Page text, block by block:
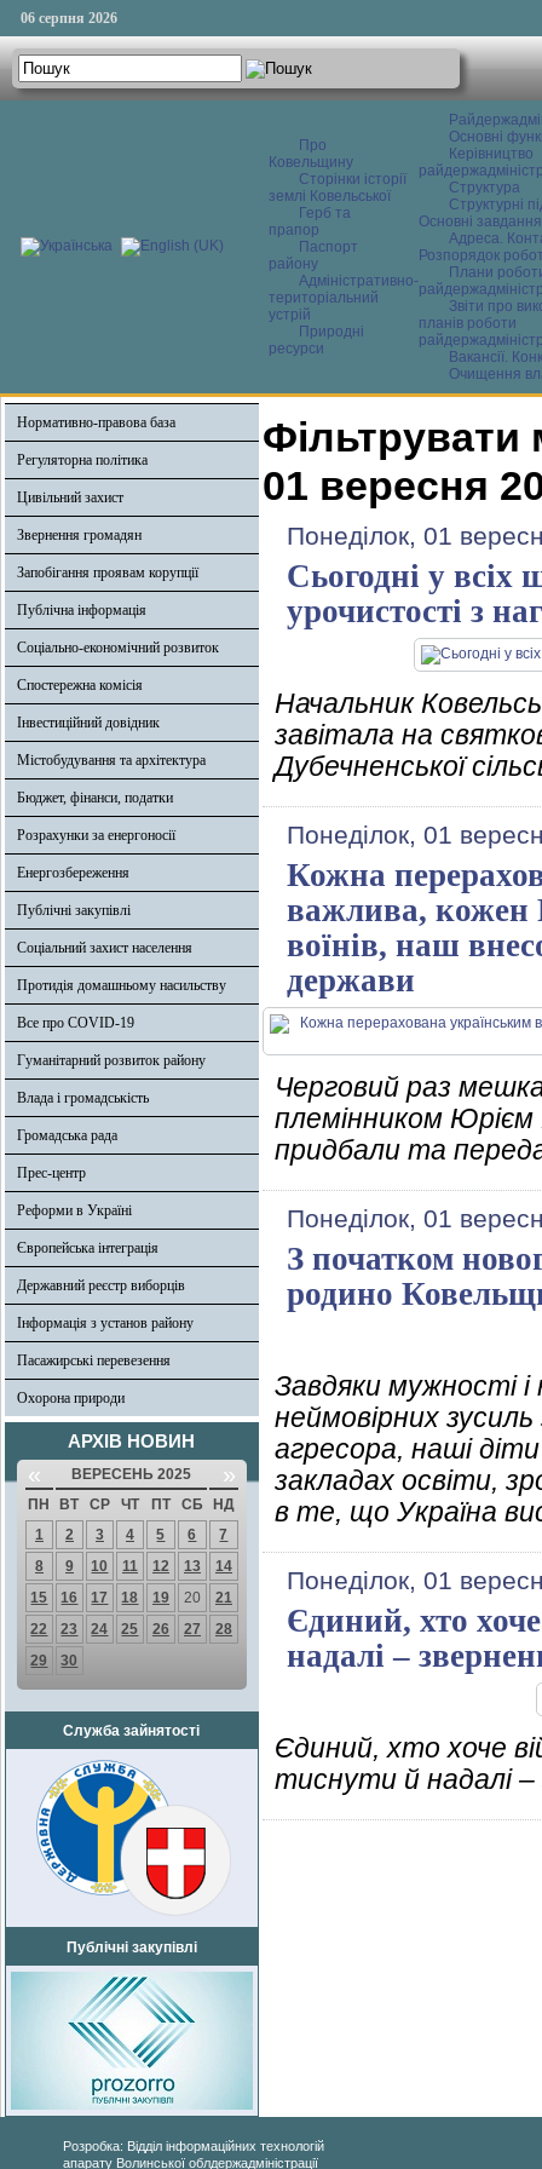
06 серпня 2026
Про
Ковельщину
Сторінки історії
землі Ковельської
Герб та
прапор
Паспорт
району
Адміністративно-
територіальний
устрій
Природні
ресурси
Основні
Керівництво
Структура
Структурні
Основні завдання
Адреса.
Розпорядок
Плани
Звіти про
планів роботи
Вакансії.
Очищення
Нормативно-правова база
Регуляторна політика
Цивільний захист
Звернення громадян
Запобігання проявам корупції
Публічна інформація
Соціально-економічний розвиток
Спостережна комісія
Інвестиційний довідник
Містобудування та архітектура
Бюджет, фінанси, податки
Розрахунки за енергоносії
Енергозбереження
Публічні закупівлі
Соціальний захист населення
Протидія домашньому насильству
Все про COVID-19
Гуманітарний розвиток району
Влада і громадськість
Громадська рада
Прес-центр
Реформи в Україні
Європейська інтеграція
Державний реєстр виборців
Інформація з установ району
Пасажирські перевезення
Охорона природи
АРХІВ НОВИН
« ВЕРЕСЕНЬ 2025 »
ПН ВТ СР ЧТ ПТ СБ
НД
1
2 3 4 5 6
7
8
9 10 11 12 13
14
15
16 17 18 19 20
21
22
23 24 25 26 27
28
29
30
Служба зайнятості
Публічні закупівлі
Фільтрувати
01 вересня
Понеділок, 01
Сьогодні у всіх
урочистості з
Начальник
завітала на
Дубечненської
Понеділок, 01
Кожна
важлива, кожен
воїнів, наш
держави
Черговий раз
племінником
придбали та
Понеділок, 01
З початком
родино
Завдяки мужності і
неймовірних
агресора, наші
закладах освіти,
в те, що Україна
Понеділок, 01
Єдиний, хто
надалі –
Єдиний, хто хоче
тиснути й надалі
Розробка: Відділ інформаційних технологій
апарату Волинської облдержадміністрації